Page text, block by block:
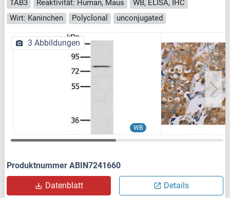
TAB3 Reaktivität: Human, Maus
WB, ELISA, IHC
Wirt: Kaninchen
Polyclonal unconjugated
WB
3 Abbildungen
Produktnummer ABIN7241660
Datenblatt Details